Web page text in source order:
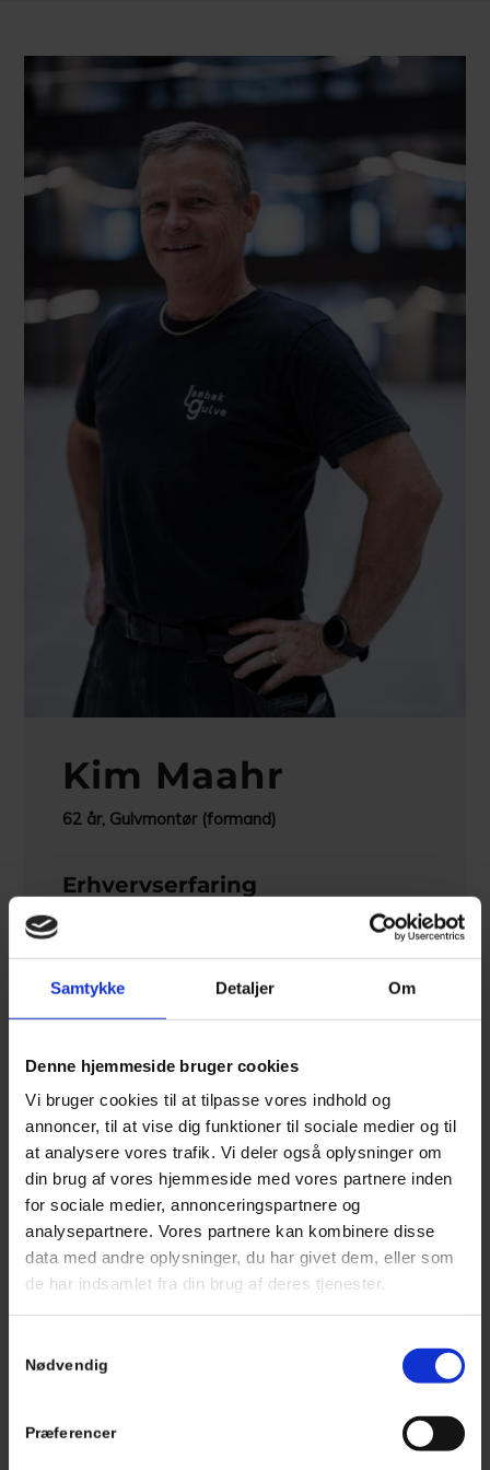
Samtykke Detaljer Om
Denne hjemmeside bruger cookies
Vi bruger cookies til at tilpasse vores indhold og
annoncer, til at vise dig funktioner til sociale medier og til
at analysere vores trafik. Vi deler også oplysninger om
din brug af vores hjemmeside med vores partnere inden
for sociale medier, annonceringspartnere og
analysepartnere. Vores partnere kan kombinere disse
data med andre oplysninger, du har givet dem, eller som
de har indsamlet fra din brug af deres tjenester.
Nødvendig
Præferencer
Kim Maahr
62 år, Gulvmontør (formand)
Erhvervserfaring
ansat?
Hvordan er din almindelige
arbejdsdag?
Dagene kan være meget forskellige.
Hvad er dine primære
arbejdsopgaver?
Fordeler arbejde blandt svende, samt udføre
gulvarbejde, opmåling, regnskab, varetager
Hvad er din oplevelse af at
være ansat i virksomheden?
Den er meget god. Vi har et godt sammenhold og
samarbejde på tværs af de forskellige afdelinger.